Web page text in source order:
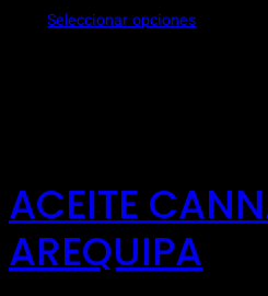
precios:
Seleccionar opciones
ACEITE
AREQUIPA